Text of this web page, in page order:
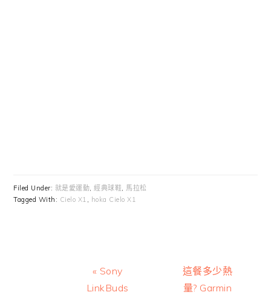
Filed Under: 就是愛運動,經典球鞋, 馬拉松
Tagged With: Cielo X1 , hoka Cielo X1
Previous
Post:
« Sony
LinkBuds
Next
Post:
這餐多少熱
量? Garmin